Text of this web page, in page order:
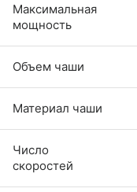
Максимальная
мощность
Объем чаши
Материал чаши
Число
скоростей